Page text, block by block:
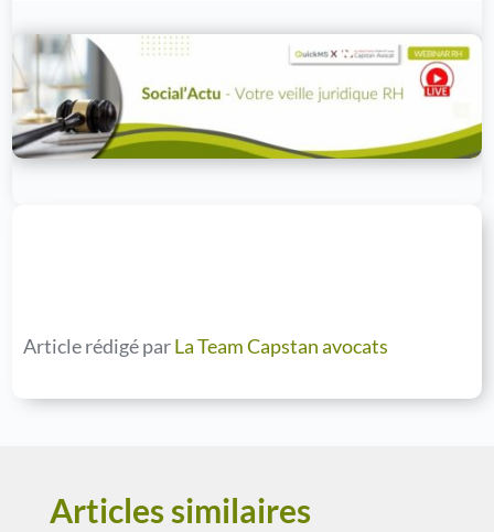
Article rédigé parLa Team Capstan avocats
Articles similaires